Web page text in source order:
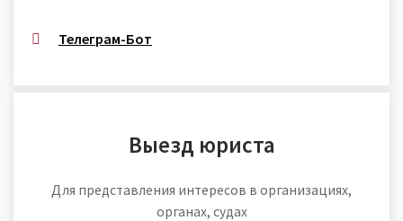
Телеграм-Бот
Выезд юриста
Для представления интересов в организациях,
органах, судах